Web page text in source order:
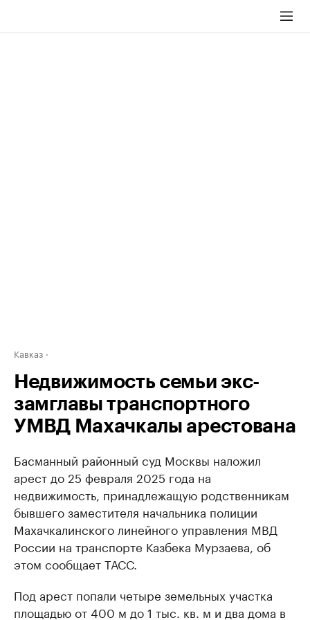
Кавказ
Недвижимость семьи экс-
замглавы транспортного
УМВД Махачкалы арестована
Басманный районный суд Москвы наложил
арест до 25 февраля 2025 года на
недвижимость, принадлежащую родственникам
бывшего заместителя начальника полиции
Махачкалинского линейного управления МВД
России на транспорте Казбека Мурзаева, об
этом сообщает ТАСС.
Под арест попали четыре земельных участка
площадью от 400 м до 1 тыс. кв. м и два дома в